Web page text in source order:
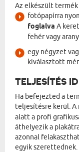
Az elkészült
fotópapírra
foglalva A
fehér vagy arany
egy négyzet
kiválasztott
TELJESÍTÉS
Ha befejezted a
teljesítésre kerül. A
alatt a profi
áthelyezik a
azonnal
egyik szerettednek.